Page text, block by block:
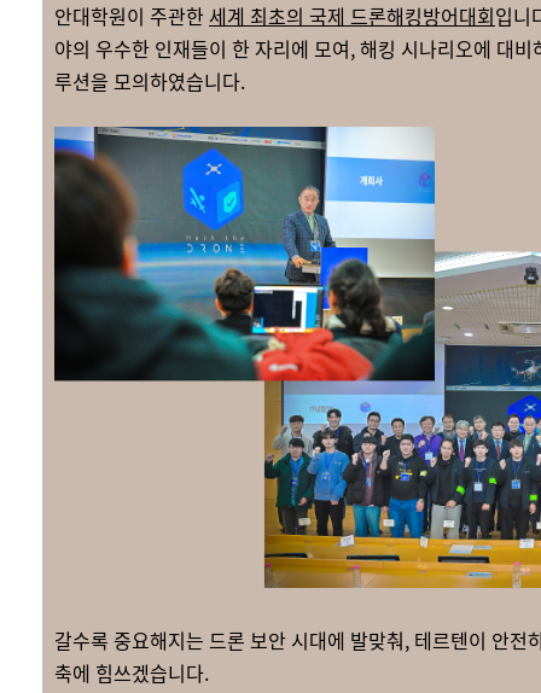
안대학원이 주관한세계 최초의 국제 드론해킹방어대회입니
야의 우수한 인재들이 한 자리에 모여, 해킹 시나리오에 대
루션을 모의하였습니다.
갈수록 중요해지는 드론 보안 시대에 발맞춰, 테르텐이 안전
축에 힘쓰겠습니다.